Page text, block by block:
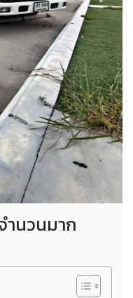
ำนวนมาก